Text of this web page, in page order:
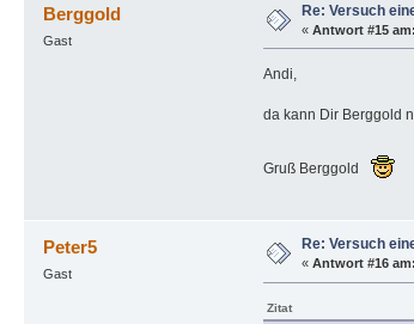
Berggold
Gast
Re: Versuch
« Antwort #15 am:
Andi,
da kann Dir Berggold
Gruß Berggold
Peter5
Gast
Re: Versuch
« Antwort #16 am:
Zitat